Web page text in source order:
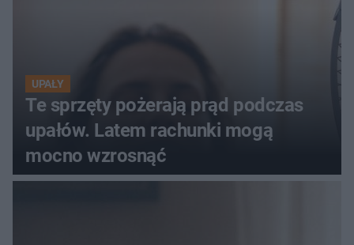
UPAŁY
Te sprzęty pożerają prąd podczas
upałów. Latem rachunki mogą
mocno wzrosnąć